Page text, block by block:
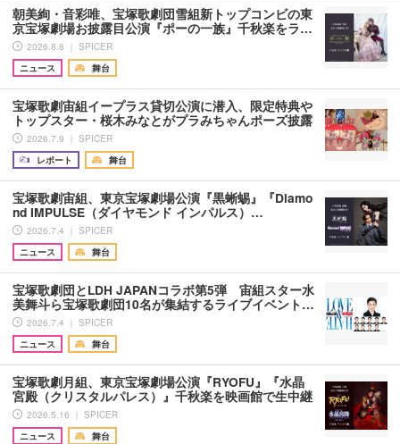
朝美絢・音彩唯、宝塚歌劇団雪組新トップコンビの東
京宝塚劇場お披露目公演『ポーの一族』千秋楽をラ…
2026.8.8 ｜ SPICER
ニュース
舞台
宝塚歌劇宙組イープラス貸切公演に潜入、限定特典や
トップスター・桜木みなとがプラみちゃんポーズ披露
2026.7.9 ｜ SPICER
レポート
舞台
宝塚歌劇宙組、東京宝塚劇場公演『黒蜥蜴』『Diamo
nd IMPULSE（ダイヤモンド インパルス）…
2026.7.4 ｜ SPICER
ニュース
舞台
宝塚歌劇団とLDH JAPANコラボ第5弾 宙組スター水
美舞斗ら宝塚歌劇団10名が集結するライブイベント…
2026.7.4 ｜ SPICER
ニュース
舞台
宝塚歌劇月組、東京宝塚劇場公演『RYOFU』『水晶
宮殿（クリスタルパレス）』千秋楽を映画館で生中継
2026.5.16 ｜ SPICER
ニュース
舞台